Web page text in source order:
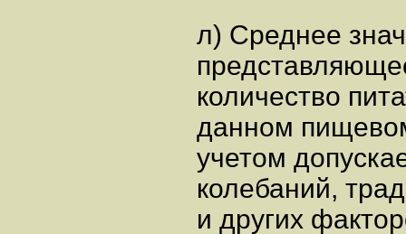
л) Среднее
количество
данном
учетом
колебаний,
и других